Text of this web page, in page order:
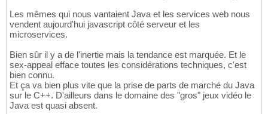
Les mêmes qui nous vantaient Java et les services web nous
vendent aujourd'hui javascript côté serveur et les
microservices.
Bien sûr il y a de l'inertie mais la tendance est marquée. Et le
sex-appeal efface toutes les considérations techniques, c'est
bien connu.
Et ça va bien plus vite que la prise de parts de marché du Java
sur le C++. D'ailleurs dans le domaine des "gros" jeux vidéo le
Java est quasi absent.